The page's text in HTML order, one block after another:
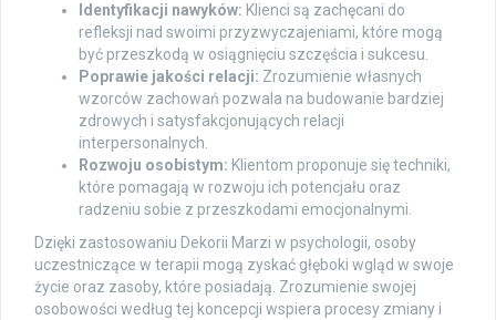
Identyfikacji nawyków: Klienci są zachęcani do
refleksji nad swoimi przyzwyczajeniami, które mogą
być przeszkodą w osiągnięciu szczęścia i sukcesu.
Poprawie jakości relacji: Zrozumienie własnych
wzorców zachowań pozwala na budowanie bardziej
zdrowych i satysfakcjonujących relacji
interpersonalnych.
Rozwoju osobistym: Klientom proponuje się techniki,
które pomagają w rozwoju ich potencjału oraz
radzeniu sobie z przeszkodami emocjonalnymi.
Dzięki zastosowaniu Dekorii Marzi w psychologii, osoby
uczestniczące w terapii mogą zyskać głęboki wgląd w swoje
życie oraz zasoby, które posiadają. Zrozumienie swojej
osobowości według tej koncepcji wspiera procesy zmiany i